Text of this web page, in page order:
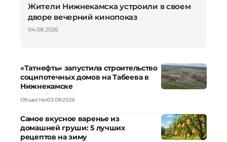
Жители Нижнекамска устроили в своем
дворе вечерний кинопоказ
04.08.2026
«Татнефть» запустила строительство
соципотечных домов на Табеева в
Нижнекамске
Общество03.08.2026
Самое вкусное варенье из
домашней груши: 5 лучших
рецептов на зиму